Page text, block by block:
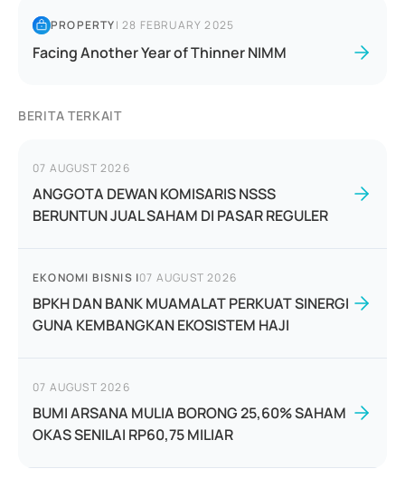
PROPERTY|28 FEBRUARY 2025
Facing Another Year of Thinner NIMM
BERITA TERKAIT
07 AUGUST 2026
ANGGOTA DEWAN KOMISARIS NSSS
BERUNTUN JUAL SAHAM DI PASAR REGULER
EKONOMI BISNIS |07 AUGUST 2026
BPKH DAN BANK MUAMALAT PERKUAT SINERGI
GUNA KEMBANGKAN EKOSISTEM HAJI
07 AUGUST 2026
BUMI ARSANA MULIA BORONG 25,60% SAHAM
OKAS SENILAI RP60,75 MILIAR